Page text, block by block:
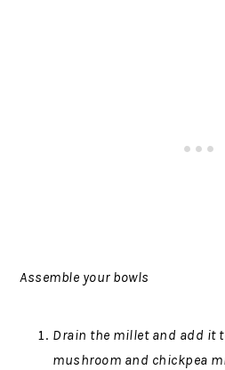
Assemble your bowls
Drain the millet and add it
mushroom and chickpea